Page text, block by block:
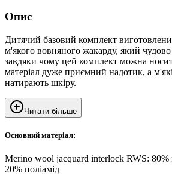
Опис
Дитячий базовий комплект
м'якого вовняного жакарду, який
завдяки чому цей комплект можна
матеріал дуже приємний надотик, а
натирають шкіру.
Читати більше
Основний матеріал:
Merino wool jacquard interlock RWS: 80%
20% поліамід